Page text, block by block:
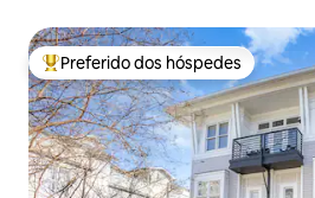
Entre os melhores preferidos dos
Preferido dos hóspedes